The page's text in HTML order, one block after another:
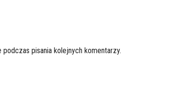
pisania kolejnych komentarzy.